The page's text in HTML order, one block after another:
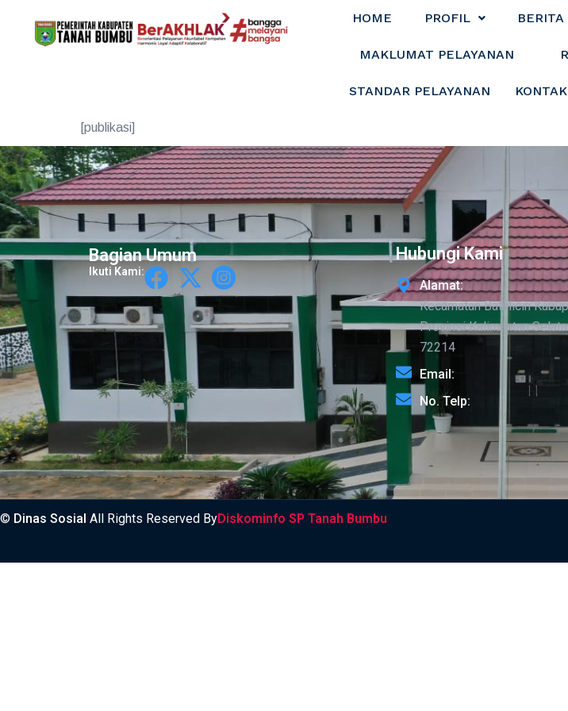
HOME PROFIL
MAKLUMAT PELAYANAN
STANDAR PELAYANAN KONTAK
[publikasi]
Bagian Umum
Ikuti Kami:
Hubungi Kami
Alamat:
Kecamatan Batulicin
Provinsi Kalimantan
72214
Email:
No. Telp:
© Dinas Sosial All Rights Reserved ByDiskominfo SP Tanah Bumbu